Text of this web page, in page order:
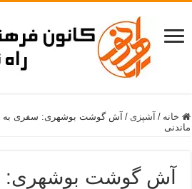
خانه / آشپزی / آش گوشت بوشهری: سفری به
ماندنی
آش گوشت بوشهری: